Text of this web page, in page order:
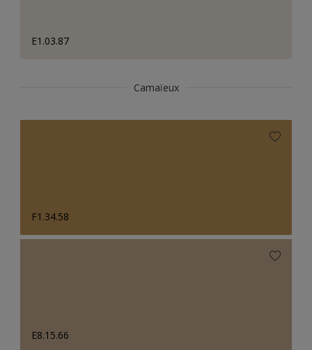
E1.03.87
Camaïeux
F1.34.58
E8.15.66